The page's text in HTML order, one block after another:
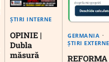
ȘTIRI INTERNE
OPINIE |
Dubla
măsură
GERMANIA
ȘTIRI EXTERNE